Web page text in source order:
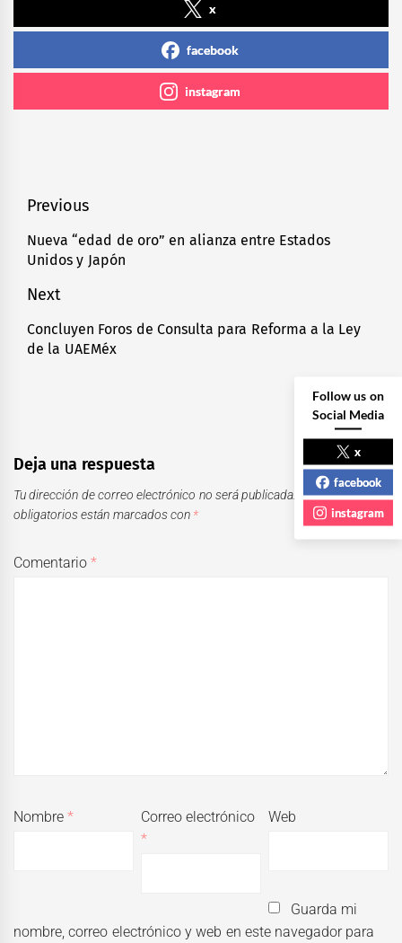
x
facebook
instagram
Navegación
de
entradas
Previous
Previous
post:
Nueva “edad de oro” en alianza entre Estados
Unidos y Japón
Next
Next
post:
Concluyen Foros de Consulta para Reforma a la Ley
de la UAEMéx
Deja una respuesta
Tu dirección de correo electrónico no será publicada.
Los campos
obligatorios están marcados con *
Comentario*
Nombre*
Correo electrónico
*
Web
Guarda mi
nombre, correo electrónico y web en este navegador para
Follow us on
Social Media
x
facebook
instagram